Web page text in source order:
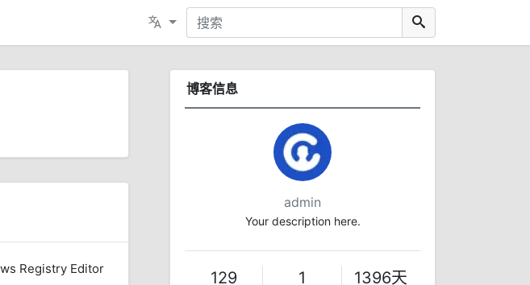
Registry Editor
博客信息
admin
Your description here.
129 1 1396天